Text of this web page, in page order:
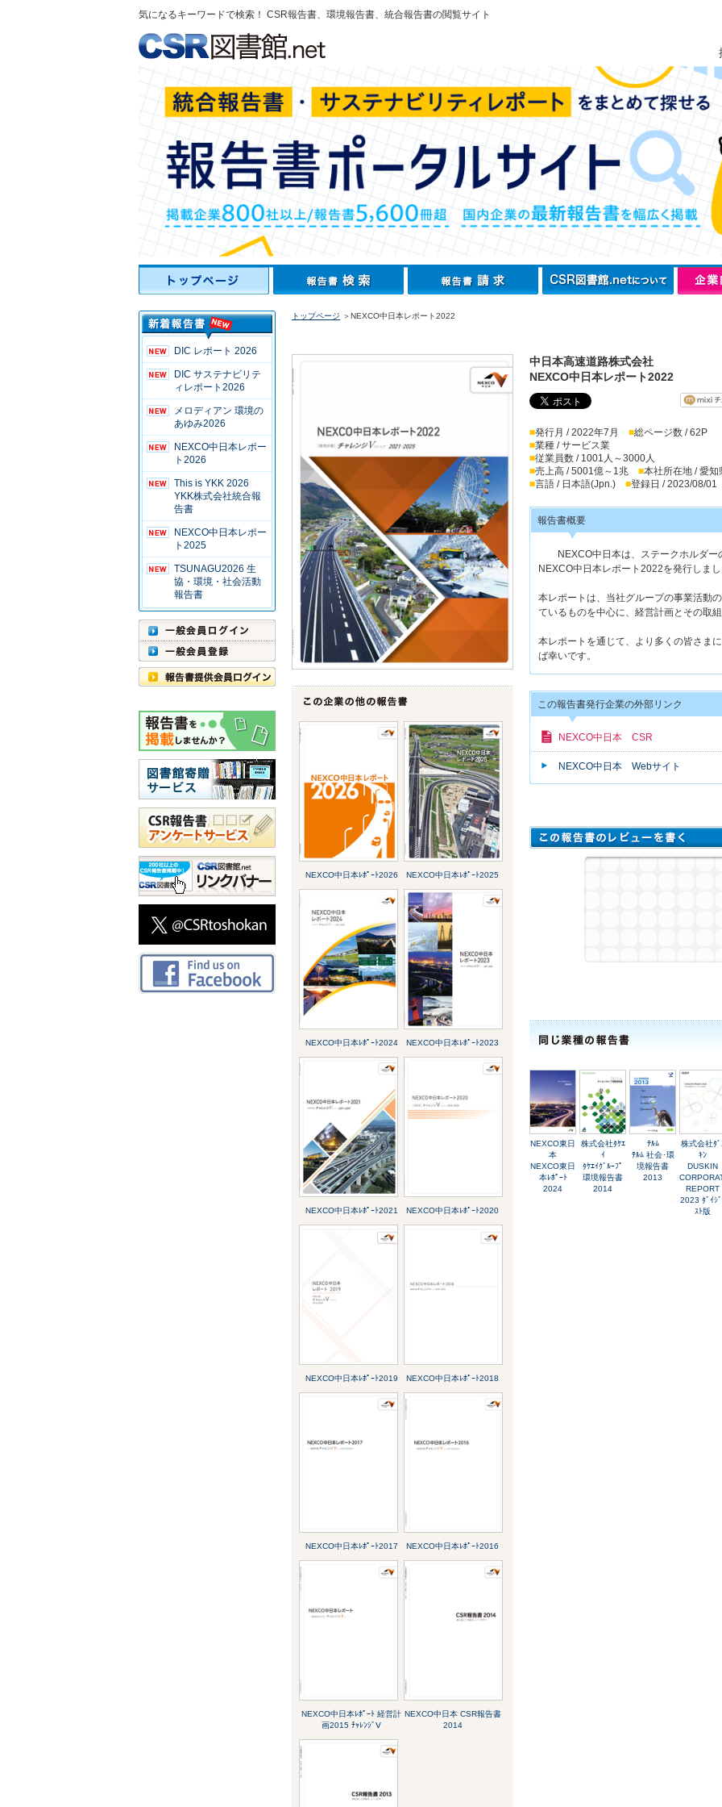
気になるキーワードで検索！ CSR報告書、環境報告書、統合報告書の閲覧サイト
DIC レポート 2026
DIC サステナビリテ
ィレポート2026
メロディアン 環境の
あゆみ2026
NEXCO中日本レポー
ト2026
This is YKK 2026
YKK株式会社統合報
告書
NEXCO中日本レポー
ト2025
TSUNAGU2026 生
協・環境・社会活動
報告書
トップページ ＞NEXCO中日本レポート2022
NEXCO中日本ﾚﾎﾟｰﾄ2026 NEXCO中日本ﾚﾎﾟｰﾄ2025
NEXCO中日本ﾚﾎﾟｰﾄ2024 NEXCO中日本ﾚﾎﾟｰﾄ2023
NEXCO中日本ﾚﾎﾟｰﾄ2021 NEXCO中日本ﾚﾎﾟｰﾄ2020
NEXCO中日本ﾚﾎﾟｰﾄ2019 NEXCO中日本ﾚﾎﾟｰﾄ2018
NEXCO中日本ﾚﾎﾟｰﾄ2017 NEXCO中日本ﾚﾎﾟｰﾄ2016
NEXCO中日本ﾚﾎﾟｰﾄ 経営計
画2015 ﾁｬﾚﾝｼﾞⅤ
NEXCO中日本 CSR報告書
2014
中日本高速道路株式会社
NEXCO中日本レポート2022
■発行月 / 2022年7月 ■総ページ数 / 62P
■業種 / サービス業
■従業員数 / 1001人～3000人
■売上高 / 5001億～1兆 ■本社所在地 / 愛知
■言語 / 日本語(Jpn.) ■登録日 / 2023/08/01
報告書概要
NEXCO中日本は、ステークホルダー
NEXCO中日本レポート2022を発行しまし
本レポートは、当社グループの事業活動
ているものを中心に、経営計画とその取
本レポートを通じて、より多くの皆さま
ば幸いです。
この報告書発行企業の外部リンク
NEXCO中日本 CSR
NEXCO中日本 Webサイト
NEXCO東日
本
NEXCO東日
本ﾚﾎﾟｰﾄ
2024
株式会社ﾀｹｴ
ｲ
ﾀｹｴｲｸﾞﾙｰﾌﾟ
環境報告書
2014
ﾃﾙﾑ
ﾃﾙﾑ 社会･環
境報告書
2013
株式会社ﾀﾞ
ｷﾝ
DUSKIN
REPORT
2023 ﾀﾞｲｼ
ｽﾄ版